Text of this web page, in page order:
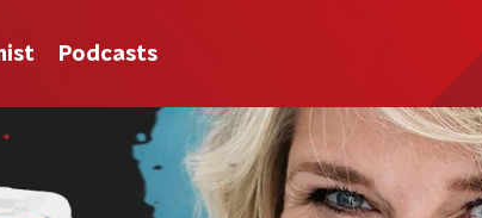
Podcasts